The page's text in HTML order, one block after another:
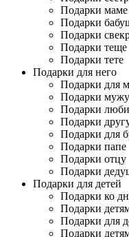
Подарки маме
Подарки
Подарки
Подарки теще
Подарки тете
Подарки для него
Подарки для
Подарки мужу
Подарки
Подарки
Подарки для
Подарки папе
Подарки отцу
Подарки
Подарки для детей
Подарки ко
Подарки
Подарки для
Подарки